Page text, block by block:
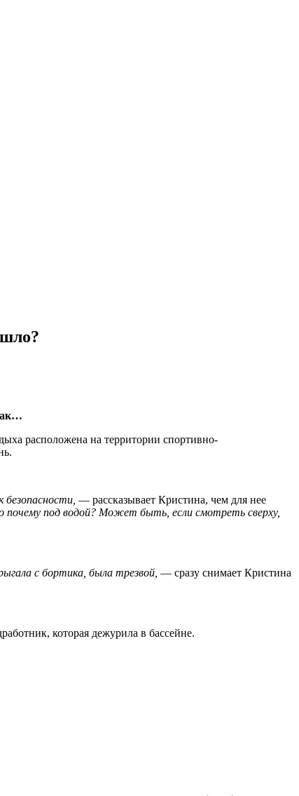
расположена на территории спортивно-
безопасности, — рассказывает Кристина, чем для нее
почему под водой? Может быть, если смотреть сверху,
с бортика, была трезвой, — сразу снимает Кристина
которая дежурила в бассейне.